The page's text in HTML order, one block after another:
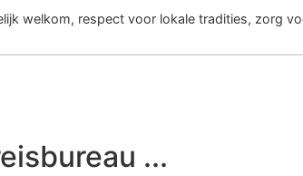
welkom, respect voor lokale tradities, zorg
...